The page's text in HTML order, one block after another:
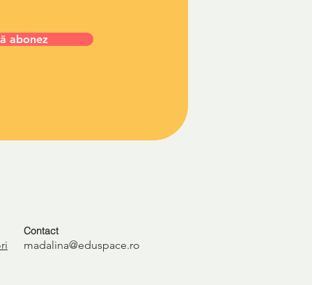
abonez
Contact
madalina@eduspace.ro